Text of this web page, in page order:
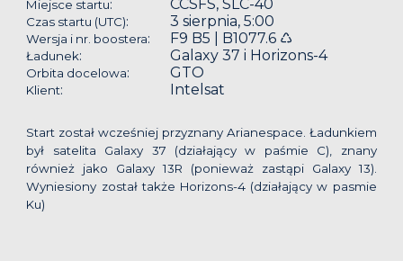
Miejsce startu: CCSFS, SLC-40
Czas startu (UTC): 3 sierpnia, 5:00
Wersja i nr. boostera: F9 B5 | B1077.6 ♺
Ładunek: Galaxy 37 i Horizons-4
Orbita docelowa: GTO
Klient: Intelsat
Start został wcześniej przyznany Arianespace. Ładunkiem
był satelita Galaxy 37 (działający w paśmie C), znany
również jako Galaxy 13R (ponieważ zastąpi Galaxy 13).
Wyniesiony został także Horizons-4 (działający w pasmie
Ku)